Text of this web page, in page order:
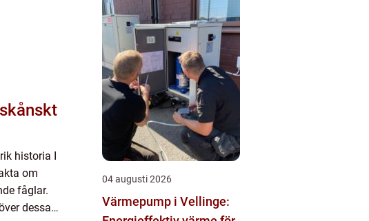
historia I
om
fåglar.
dessa
04 augusti 2026
Värmepump i Vellinge: